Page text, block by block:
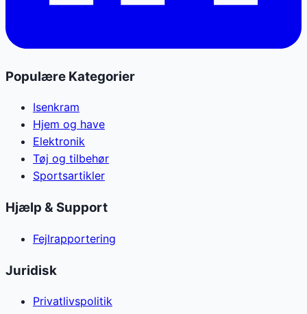
Populære Kategorier
Isenkram
Hjem og have
Elektronik
Tøj og tilbehør
Sportsartikler
Hjælp & Support
Fejlrapportering
Juridisk
Privatlivspolitik